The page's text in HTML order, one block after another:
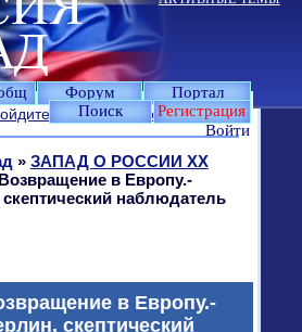
Форум
Портал
Поиск
Регистрация
Войти
илизарегистрируйтесь.
» ЗАПАД О РОССИИ XX
в Европу.-
наблюдатель
в Европу.-
скептический